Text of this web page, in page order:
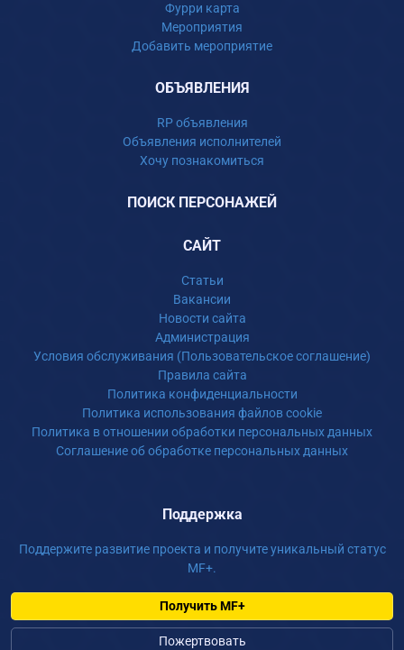
Фурри карта
Мероприятия
Добавить мероприятие
ОБЪЯВЛЕНИЯ
RP объявления
Объявления исполнителей
Хочу познакомиться
ПОИСК ПЕРСОНАЖЕЙ
САЙТ
Статьи
Вакансии
Новости сайта
Администрация
Условия обслуживания (Пользовательское соглашение)
Правила сайта
Политика конфиденциальности
Политика использования файлов cookie
Политика в отношении обработки персональных данных
Соглашение об обработке персональных данных
Поддержка
Поддержите развитие проекта и получите уникальный статус
MF+.
Получить MF+
Пожертвовать